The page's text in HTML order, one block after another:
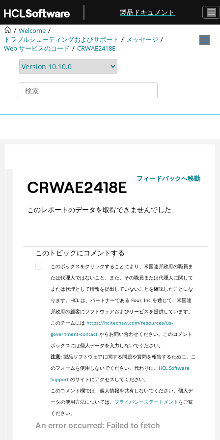
メインコンテンツにジャンプ
製品ドキュメント
Welcome
トラブルシューティングおよびサポート
メッセージ
Web サービスのコード
CRWAE2418E
フィードバックへ移動
CRWAE2418E
このレポートのデータを取得できませんでした
このトピックにコメントする
このボックスをクリックすることにより、米国連邦政府の職員ま
たは代理人ではないこと、また、その職員または代理人に関して
または代理として情報を提出していないことを確認したことにな
ります。HCL は、パートナーである Four, Inc を通じて、米国連
邦政府の顧客にソフトウェアおよびサービスを提供しています。
このチームには https://hcltechsw.com/resources/us-
government-contactからお問い合わせください。このコメント
ボックスには個人データを入力しないでください。
注意:製品ソフトウェアに関する問題や質問を報告するために、こ
のフォームを使用しないでください。代わりに、 HCL Software
Supportのサイトにアクセスしてください。
このコメント欄では、個人情報を共有しないでください。個人デ
ータの使用方法については、 プライバシーステートメント をご覧
ください。